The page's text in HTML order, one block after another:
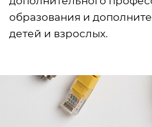
образования и
детей и взрослых.